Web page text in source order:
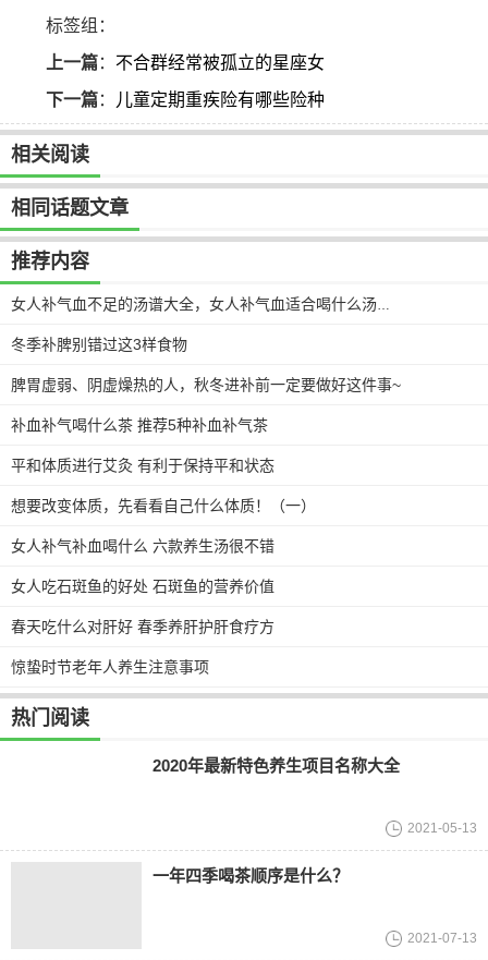
标签组：
上一篇： 不合群经常被孤立的星座女
下一篇： 儿童定期重疾险有哪些险种
相关阅读
相同话题文章
推荐内容
女人补气血不足的汤谱大全，女人补气血适合喝什么汤，收藏起来别错过
冬季补脾别错过这3样食物
脾胃虚弱、阴虚燥热的人，秋冬进补前一定要做好这件事~
补血补气喝什么茶 推荐5种补血补气茶
平和体质进行艾灸 有利于保持平和状态
​想要改变体质，先看看自己什么体质！（一）
女人补气补血喝什么 六款养生汤很不错
女人吃石斑鱼的好处 石斑鱼的营养价值
春天吃什么对肝好 春季养肝护肝食疗方
惊蛰时节老年人养生注意事项
热门阅读
2020年最新特色养生项目名称大全
2021-05-13
一年四季喝茶顺序是什么？
2021-07-13